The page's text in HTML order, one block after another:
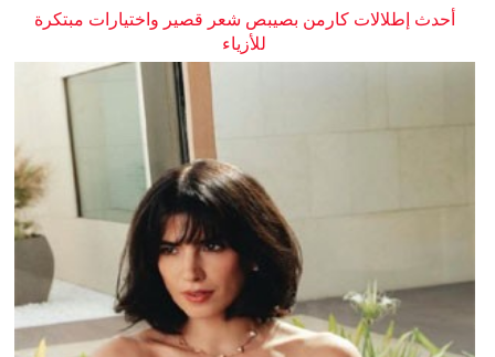
أحدث إطلالات كارمن بصيبص شعر قصير واختيارات مبتكرة
للأزياء